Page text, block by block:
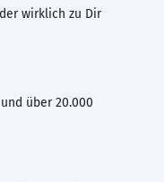
wirklich zu Dir
über 20.000